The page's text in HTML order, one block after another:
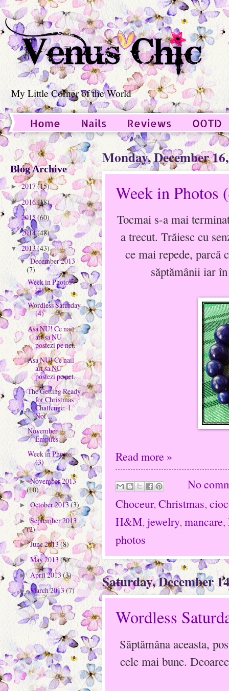
My Little Corner of the World
Home Nails Reviews
OOTD
Guest Post
Monday, December
Week in Photos
Tocmai s-a mai
a trecut. Trăiesc cu
ce mai repede, parcă
săptămânii iar
Read more »
No
Choceur,Christmas,
H&M, jewelry,mancare,
photos
Saturday, December
Wordless
Săptămâna aceasta,
cele mai bune.
Blog Archive
►2017(15)
►2016(18)
►2015(60)
►2014(48)
▼ 2013(43)
▼ December 2013
(7)
Week in Photos
(4)
Wordless Saturday
(4)
Asa NU! Ce nail
art sa NU
postezi pe net.
Asa NU! Ce nail
art sa NU
postezi pe net.
The Getting Ready
for Christmas
Challenge: 1.
Not ...
November
Empties
Week in Photos
(3)
►November 2013
(10)
►October 2013 (3)
►September 2013
(2)
►June 2013(8)
► May 2013(3)
► April 2013(3)
►March 2013(7)